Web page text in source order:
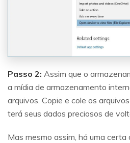
Passo 2: Assim que o
a mídia de armazenamento
arquivos. Copie e cole os
terá seus dados preciosos de
Mas mesmo assim, há uma